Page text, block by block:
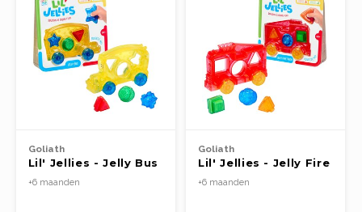
Goliath
Lil' Jellies - Jelly Bus
+6 maanden
Goliath
Lil' Jellies - Jelly Fire
Truck
+6 maanden